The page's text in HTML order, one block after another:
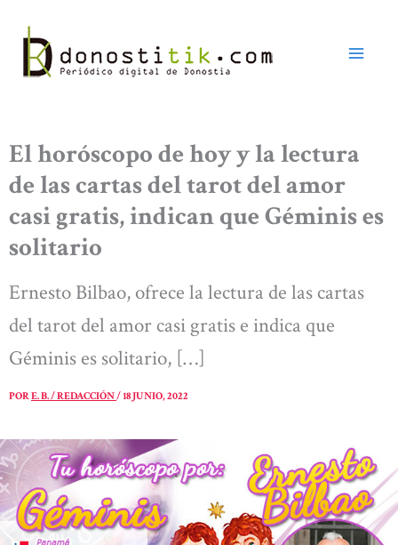
contenido
El horóscopo de hoy y la lectura
de las cartas del tarot del amor
casi gratis, indican que Géminis es
solitario
Ernesto Bilbao, ofrece la lectura de las cartas
del tarot del amor casi gratis e indica que
Géminis es solitario, […]
PORE. B. / REDACCIÓN/18 JUNIO, 2022